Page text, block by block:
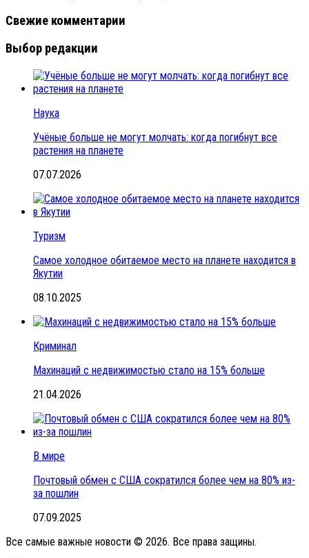
Свежие комментарии
Выбор редакции
Наука
Учёные больше не могут молчать: когда погибнут все
растения на планете
07.07.2026
Туризм
Самое холодное обитаемое место на планете находится в
Якутии
08.10.2025
Криминал
Махинаций с недвижимостью стало на 15% больше
21.04.2026
В мире
Почтовый обмен с США сократился более чем на 80% из-
за пошлин
07.09.2025
Все самые важные новости © 2026. Все права защины.